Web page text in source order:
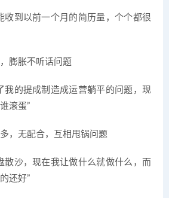
收到以前一个月的简历量，个个都很
膨胀不听话问题
我的提成制造成运营躺平的问题，现
滚蛋”
，无配合，互相甩锅问题
散沙，现在我让做什么就做什么，而
还好”